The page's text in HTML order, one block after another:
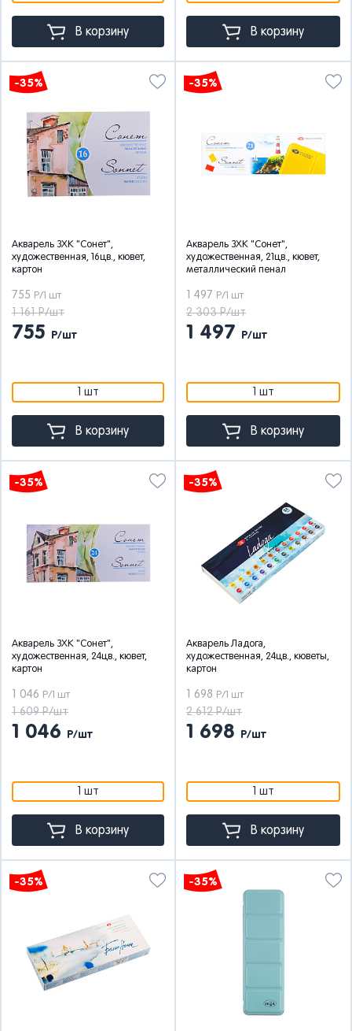
В корзину В корзину
-35%
Акварель ЗХК "Сонет",
художественная, 16цв., кювет,
картон
755 Р/1 шт
1 161 Р/шт
755 Р/шт
1 шт
В корзину
-35%
Акварель ЗХК "Сонет",
художественная, 21цв., кювет,
металлический пенал
1 497 Р/1 шт
2 303 Р/шт
1 497 Р/шт
1 шт
В корзину
-35%
Акварель ЗХК "Сонет",
художественная, 24цв., кювет,
картон
1 046 Р/1 шт
1 609 Р/шт
1 046 Р/шт
1 шт
В корзину
-35%
Акварель Ладога,
художественная, 24цв., кюветы,
картон
1 698 Р/1 шт
2 612 Р/шт
1 698 Р/шт
1 шт
В корзину
-35% -35%